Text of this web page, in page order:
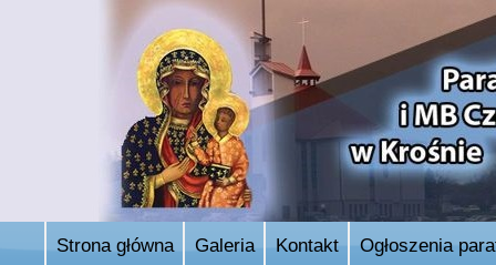
Strona główna Galeria Kontakt Ogłoszenia